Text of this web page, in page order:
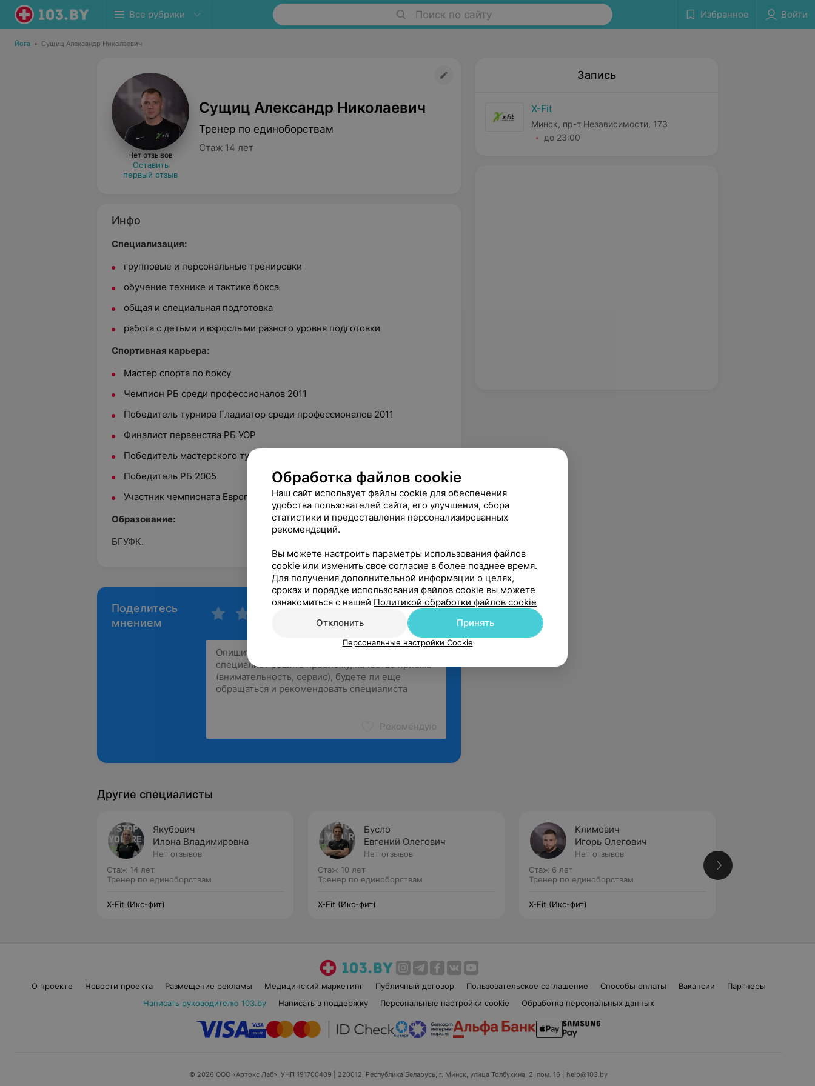
Все рубрики Поиск по сайту Избранное Войти
Йога • Сущиц Александр Николаевич
Нет отзывов
Оставить
первый отзыв
Сущиц Александр Николаевич
Тренер по единоборствам
Стаж 14 лет
Инфо
Специализация:
групповые и персональные тренировки
обучение технике и тактике бокса
общая и специальная подготовка
работа с детьми и взрослыми разного уровня подготовки
Спортивная карьера:
Мастер спорта по боксу
Чемпион РБ среди профессионалов 2011
Победитель турнира Гладиатор среди профессионалов 2011
Финалист первенства РБ УОР
Победитель мастерского турнира 2008
Победитель РБ 2005
Участник чемпионата Европы среди кадетов 2005
Образование:
БГУФК.
Поделитесь
мнением
Рекомендую
Запись
X-Fit
Минск, пр-т Независимости, 173
до 23:00
Другие специалисты
Якубович
Илона Владимировна
Нет отзывов
Стаж 14 лет
Тренер по единоборствам
X-Fit (Икс-фит)
Бусло
Евгений Олегович
Нет отзывов
Стаж 10 лет
Тренер по единоборствам
X-Fit (Икс-фит)
Климович
Игорь Олегович
Нет отзывов
Стаж 6 лет
Тренер по единоборствам
X-Fit (Икс-фит)
О проекте Новости проекта Размещение рекламы Медицинский маркетинг Публичный договор Пользовательское соглашение Способы оплаты Вакансии
Партнеры
Написать руководителю 103.by
Написать в поддержку Персональные настройки cookie Обработка персональных данных
© 2026 ООО «Артокс Лаб», УНП 191700409 | 220012, Республика Беларусь, г. Минск, улица Толбухина, 2, пом. 16 | help@103.by
Обработка файлов cookie
Наш сайт использует файлы cookie для обеспечения
удобства пользователей сайта, его улучшения, сбора
статистики и предоставления персонализированных
рекомендаций.
Вы можете настроить параметры использования файлов
cookie или изменить свое согласие в более позднее время.
Для получения дополнительной информации о целях,
сроках и порядке использования файлов cookie вы можете
ознакомиться с нашей Политикой обработки файлов cookie
Отклонить
Принять
Персональные настройки Cookie